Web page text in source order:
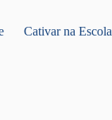
Cativar na Escola